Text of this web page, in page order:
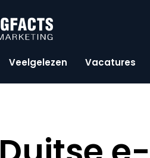
Veelgelezen Vacatures